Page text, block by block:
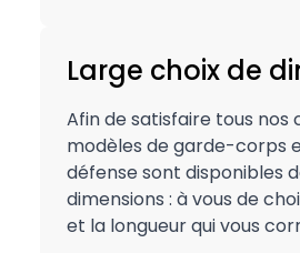
Large choix de
Afin de satisfaire tous nos
modèles de garde-corps
défense sont disponibles
dimensions : à vous de
et la longueur qui vous